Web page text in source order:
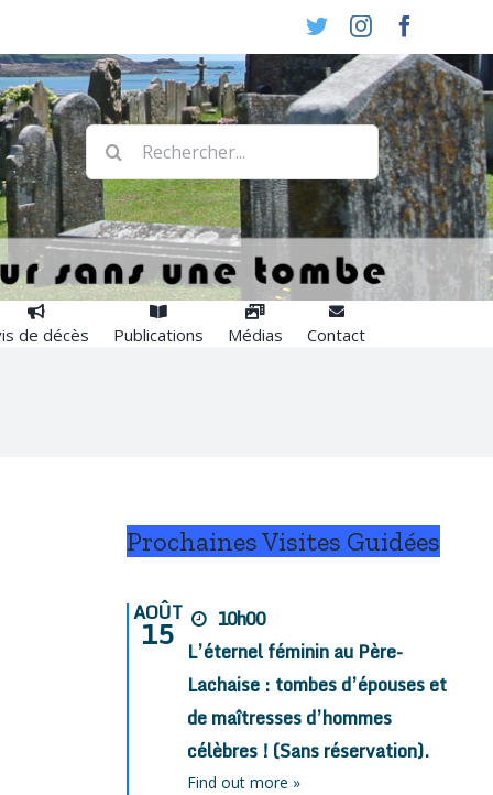
TwitterInstagram
Rechercher:
de décès Publications Médias Contact
Prochaines Visites Guidées
AOÛT
15
10h00
L’éternel féminin au Père-
Lachaise : tombes d’épouses et
de maîtresses d’hommes
célèbres ! (Sans réservation).
Find out more »